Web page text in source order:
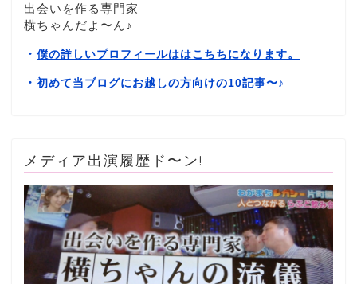
出会いを作る専門家
横ちゃんだよ〜ん♪
・ 僕の詳しいプロフィールははこちちになります。
・ 初めて当ブログにお越しの方向けの10記事〜♪
メディア出演履歴ド〜ン!